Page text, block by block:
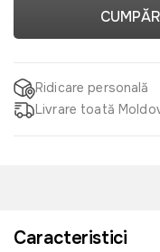
Ridicare personală
Livrare toată
Caracteristici